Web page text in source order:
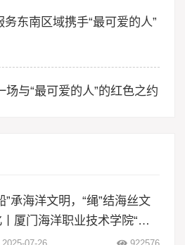
东南区域携手“最可爱的人”
场与“最可爱的人”的红色之约
”承海洋文明，“绳”结海丝文
丨厦门海洋职业技术学院“闽
船’奇”实践队赴浙江等地开展